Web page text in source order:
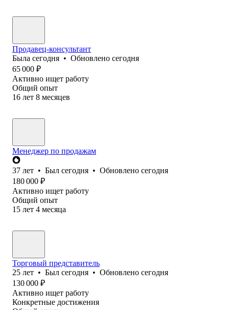
Продавец-консультант
Была сегодня • Обновлено сегодня
65 000 ₽
Активно ищет работу
Общий опыт
16 лет 8 месяцев
Менеджер по продажам
37 лет • Был сегодня • Обновлено сегодня
180 000 ₽
Активно ищет работу
Общий опыт
15 лет 4 месяца
Торговый представитель
25 лет • Был сегодня • Обновлено сегодня
130 000 ₽
Активно ищет работу
Конкретные достижения